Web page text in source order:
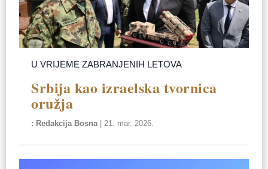
U VRIJEME ZABRANJENIH LETOVA
Srbija kao izraelska tvornica
oružja
Redakcija Bosna|21. mar. 2026.